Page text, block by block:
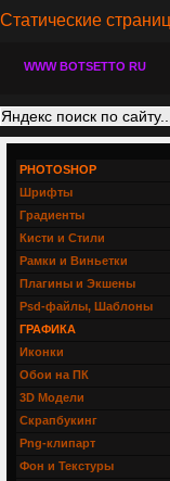
Статические
WWW BOTSETTO RU
PHOTOSHOP
Шрифты
Градиенты
Кисти и Стили
Рамки и Виньетки
Плагины и Экшены
Psd-файлы, Шаблоны
ГРАФИКА
Иконки
Обои на ПК
3D Модели
Скрапбукинг
Png-клипарт
Фон и Текстуры